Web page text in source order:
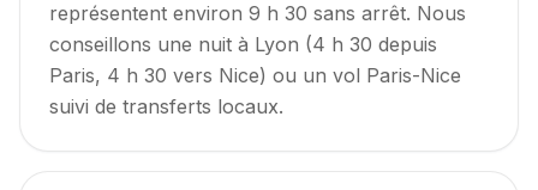
représentent environ 9 h 30 sans arrêt. Nous
conseillons une nuit à Lyon (4 h 30 depuis
Paris, 4 h 30 vers Nice) ou un vol Paris-Nice
suivi de transferts locaux.